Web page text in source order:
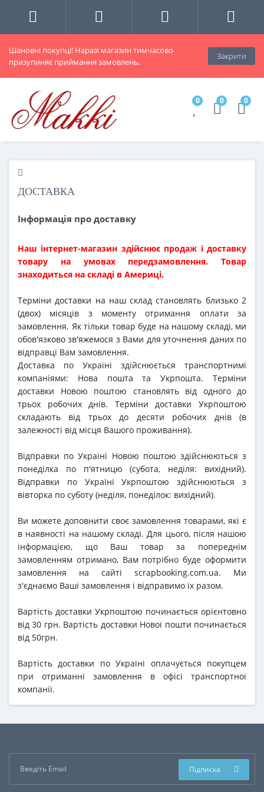
Шановні покупці! Наразі магазин тимчасово
призупиняє приймання замовлень.
Закрити
0 0 0
ДОСТАВКА
Інформація про доставку
Наш інтернет-магазин здійснює продаж і доставку
товару на умовах передзамовлення. Товар
знаходиться на складі в Америці.
Терміни доставки на наш склад становлять близько 2
(двох) місяців з моменту отримання оплати за
замовлення. Як тільки товар буде на нашому складі, ми
обов'язково зв'яжемося з Вами для уточнення даних по
відправці Вам замовлення.
Доставка по Україні здійснюється транспортнимі
компаніями: Нова пошта та Укрпошта. Терміни
доставки Новою поштою становлять від одного до
трьох робочих днів. Терміни доставки Укрпоштою
складають від трьох до десяти робочих днів (в
залежності від місця Вашого проживання).
Відправки по Україні Новою поштою здійснюються з
понеділка по п'ятницю (субота, неділя: вихідний).
Відправки по Україні Укрпоштою здійснюються з
вівторка по суботу (неділя, понеділок: вихідний).
Ви можете доповнити своє замовлення товарами, які є
в наявності на нашому складі. Для цього, після нашою
інформацією, що Ваш товар за попереднім
замовленням отримано, Вам потрібно буде оформити
замовлення на сайті scrapbooking.com.ua. Ми
з'єднаємо Ваші замовлення і відправимо їх разом.
Вартість доставки Укрпоштою починається орієнтовно
від 30 грн. Вартість доставки Нової пошти починається
від 50грн.
Вартість доставки по Україні оплачується покупцем
при отриманні замовлення в офісі транспортної
компанії.
Підписка